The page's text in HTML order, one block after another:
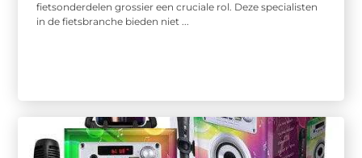
fietsonderdelen grossier een cruciale rol. Deze specialisten
in de fietsbranche bieden niet ...